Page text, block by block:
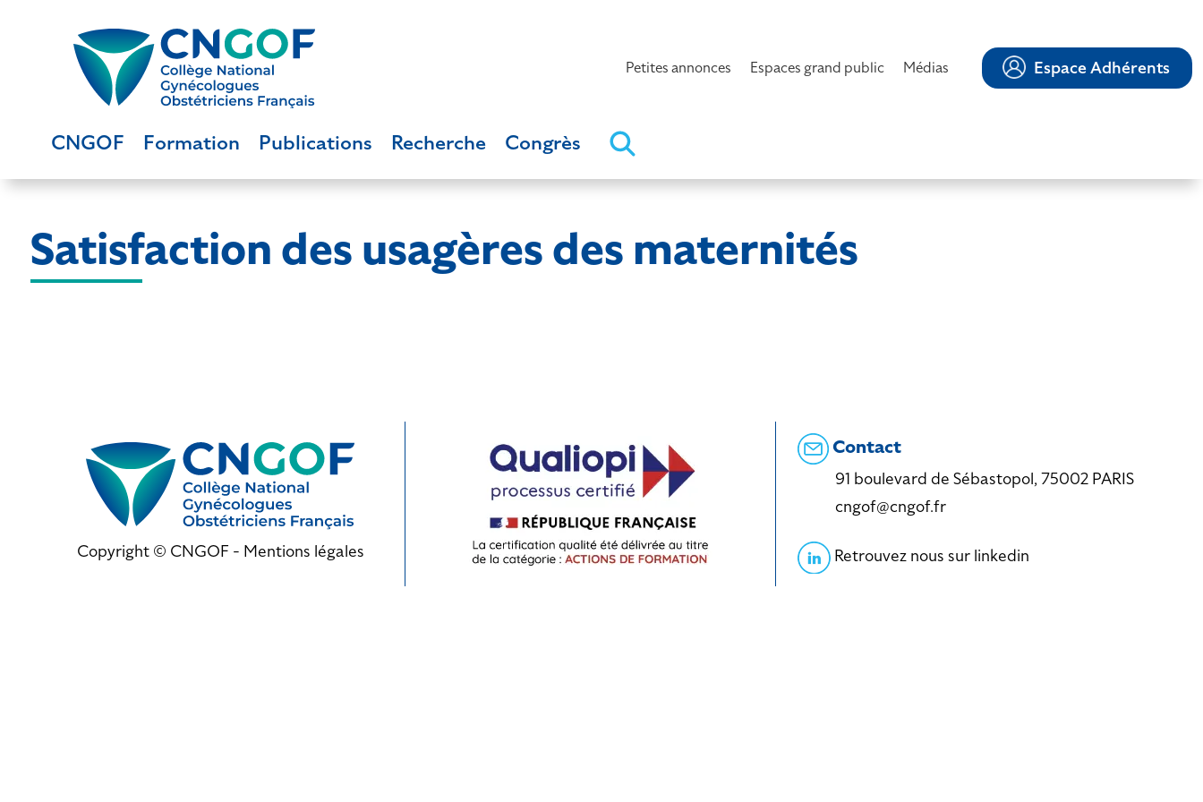
Petites annonces Espaces grand public Médias Espace Adhérents
CNGOF Formation Publications Recherche Congrès
Satisfaction des usagères des maternités
Copyright © CNGOF - Mentions légales
Contact
91 boulevard de Sébastopol, 75002 PARIS
cngof@cngof.fr
Retrouvez nous sur linkedin